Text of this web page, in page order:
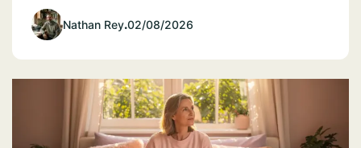
Nathan Rey.02/08/2026